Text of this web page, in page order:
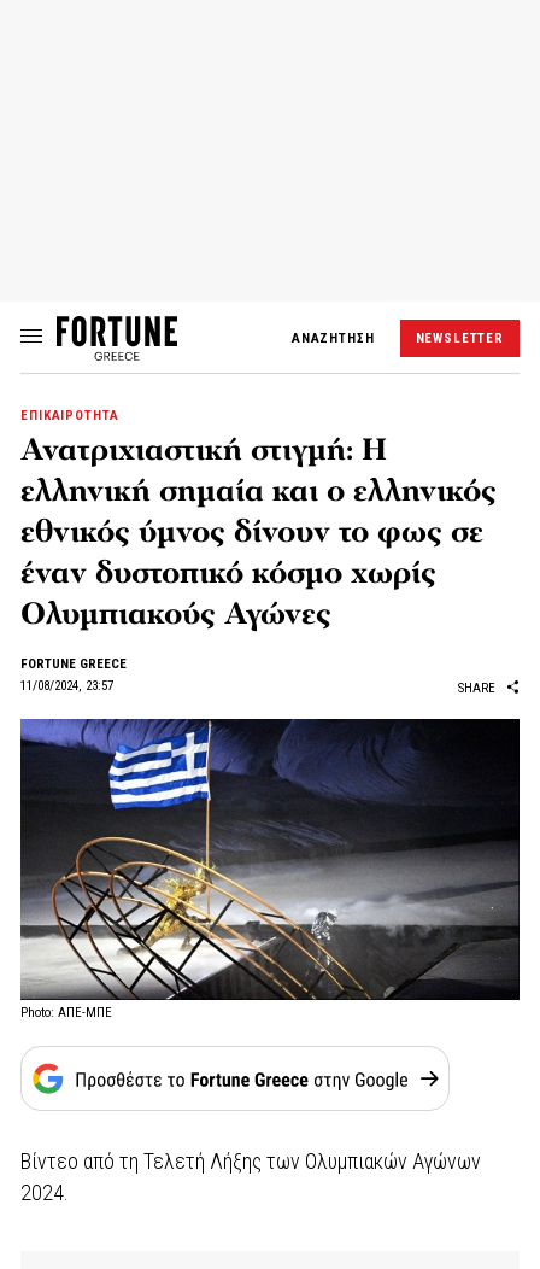
ΑΝΑΖΗΤΗΣΗ NEWSLETTER
ΕΠΙΚΑΙΡΟΤΗΤΑ
Ανατριχιαστική στιγμή: Η
ελληνική σημαία και ο ελληνικός
εθνικός ύμνος δίνουν το φως σε
έναν δυστοπικό κόσμο χωρίς
Ολυμπιακούς Αγώνες
FORTUNE GREECE
11/08/2024, 23:57
SHARE
Photo: ΑΠΕ-ΜΠΕ
Βίντεο από τη Τελετή Λήξης των Ολυμπιακών Αγώνων
2024.